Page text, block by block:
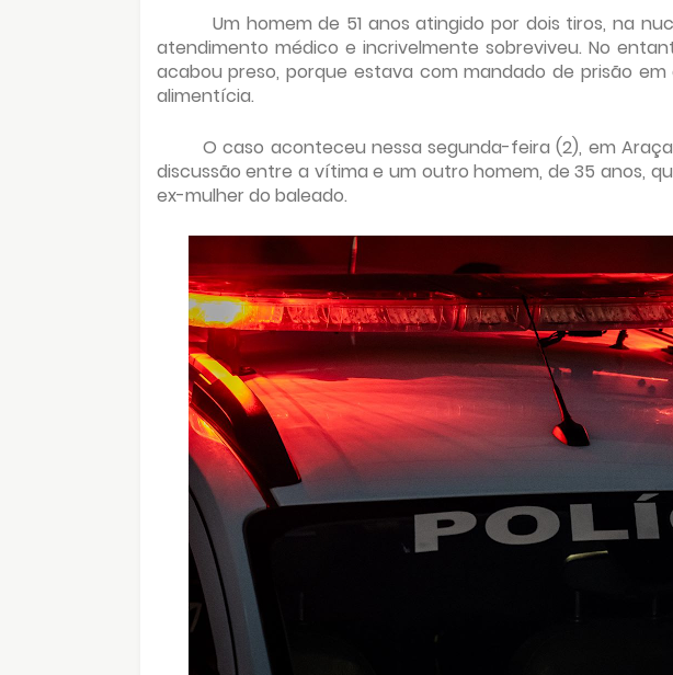
Um homem de 51 anos atingido por dois tiros, na
atendimento médico e incrivelmente sobreviveu. No
acabou preso, porque estava com mandado de prisão
alimentícia.
O caso aconteceu nessa segunda-feira (2), em
discussão entre a vítima e um outro homem, de 35 anos,
ex-mulher do baleado.